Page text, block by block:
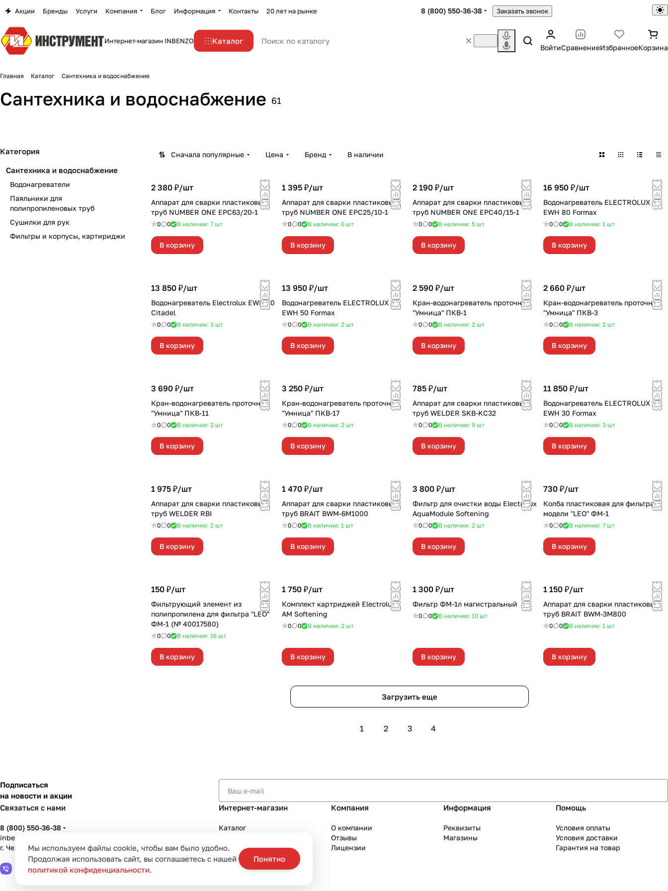
Мы используем файлы cookie, чтобы вам было удобно.
Продолжая использовать сайт, вы соглашаетесь с нашей
политикой конфиденциальности.
Понятно
Акции Бренды Услуги Компания Блог Информация Контакты 20 лет на рынке 8 (800) 550-36-38 Заказать звонок
Интернет-магазин INBENZO Каталог
ВойтиСравнениеИзбранноеКорзина
Главная Каталог Сантехника и водоснабжение
Сантехника и водоснабжение 61
Водонагреватели
Паяльники для
полипропиленовых труб
Сначала популярные Цена Бренд В наличии
2 380 ₽/шт
Аппарат для сварки пластиковых
труб NUMBER ONE EPC63/20-1
0 0 В наличии: 7 шт
В корзину
1 395 ₽/шт
Аппарат для сварки пластиковых
труб NUMBER ONE EPC25/10-1
0 0 В наличии: 6 шт
В корзину
2 190 ₽/шт
Аппарат для сварки пластиковых
труб NUMBER ONE EPC40/15-1
0 0 В наличии: 5 шт
В корзину
16 950 ₽/шт
Водонагреватель ELECTROLUX
EWH 80 Formax
0 0 В наличии: 1 шт
В корзину
13 850 ₽/шт
Водонагреватель Electrolux EWH 30
Citadel
0 0 В наличии: 3 шт
В корзину
13 950 ₽/шт
Водонагреватель ELECTROLUX
EWH 50 Formax
0 0 В наличии: 2 шт
В корзину
2 590 ₽/шт
Кран-водонагреватель проточный
"Умница" ПКВ-1
0 0 В наличии: 2 шт
В корзину
2 660 ₽/шт
Кран-водонагреватель проточный
"Умница" ПКВ-3
0 0 В наличии: 2 шт
В корзину
3 690 ₽/шт
Кран-водонагреватель проточный
"Умница" ПКВ-11
0 0 В наличии: 2 шт
В корзину
3 250 ₽/шт
Кран-водонагреватель проточный
"Умница" ПКВ-17
0 0 В наличии: 2 шт
В корзину
785 ₽/шт
Аппарат для сварки пластиковых
труб WELDER SKB-KC32
0 0 В наличии: 9 шт
В корзину
11 850 ₽/шт
Водонагреватель ELECTROLUX
EWH 30 Formax
0 0 В наличии: 3 шт
В корзину
1 975 ₽/шт
Аппарат для сварки пластиковых
труб WELDER RBI
0 0 В наличии: 2 шт
В корзину
1 470 ₽/шт
Аппарат для сварки пластиковых
труб BRAIT BWM-6М1000
0 0 В наличии: 1 шт
В корзину
3 800 ₽/шт
Фильтр для очистки воды Electrolux
AquaModule Softening
0 0 В наличии: 2 шт
В корзину
730 ₽/шт
Колба пластиковая для фильтра
модели "LEO" ФМ-1
0 0 В наличии: 7 шт
В корзину
150 ₽/шт
Фильтрующий элемент из
полипропилена для фильтра "LEO"
ФМ-1 (№ 40017580)
0 0 В наличии: 16 шт
В корзину
1 750 ₽/шт
Комплект картриджей Electrolux
AM Softening
0 0 В наличии: 2 шт
В корзину
1 300 ₽/шт
Фильтр ФМ-1л магистральный
0 0 В наличии: 10 шт
В корзину
1 150 ₽/шт
Аппарат для сварки пластиковых
труб BRAIT BWM-3М800
0 0 В наличии: 1 шт
В корзину
Загрузить еще
1 2 3 4
Категория
Сантехника и водоснабжение
Водонагреватели
Паяльники для
полипропиленовых труб
Сушилки для рук
Фильтры и корпусы, картириджи
Подписаться
на новости и акции
Связаться с нами
8 (800) 550-36-38
inbenzo35@list.ru
г. Череповец, ул. Вологодская, д. 50А
Интернет-магазин
Каталог
Бренды
Услуги
Компания
О компании
Отзывы
Лицензии
Информация
Реквизиты
Магазины
Помощь
Условия оплаты
Условия доставки
Гарантия на товар